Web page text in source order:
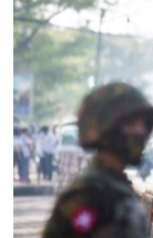
ရန်
ပင်မ
အ
ညွန်း
စာမျက်နှာ
သို့
ကျော်
ကြည့်
မကြေးမုံရဲ့ အင်္ဂလိ
ရုပ်ရှင်ထဲက အင်္ဂ
သုတပဒေသာ အင်္
ရေဒီယို
တီဗွီ
ရေဒီယိုနှင့်ရုပ်သံ
ရေဒီယို/တီဗွီအစီ
Learning English
ဗွီအိုအေ လူမှုကွန်ယက်